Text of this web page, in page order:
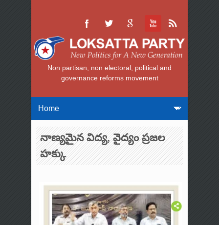
Non partisan, non electoral, political and
governance reforms movement
నాణ్యమైన విద్య, వైద్యం ప్రజల
హక్కు